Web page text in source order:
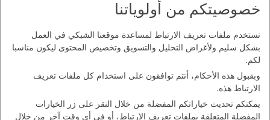
بيان إمكانية الدخول
اتصل بنا
سياسة الخصوصية
الشروط والأحكام
خصوصيتكم من أولوياتنا
نستخدم ملفات تعريف الارتباط لمساعدة موقعنا الشبكي في العمل
بشكل سليم ولأغراض التحليل والتسويق وتخصيص المحتوى ليكون مناسبا
لكم.
وبقبول هذه الأحكام، أنتم توافقون على استخدام كل ملفات تعريف
الارتباط هذه.
يمكنكم تحديث خياراتكم المفضلة من خلال النقر على زر الخيارات
المفضلة المتعلقة بملفات تعريف الارتباط، أو في أي وقت آخر من خلال